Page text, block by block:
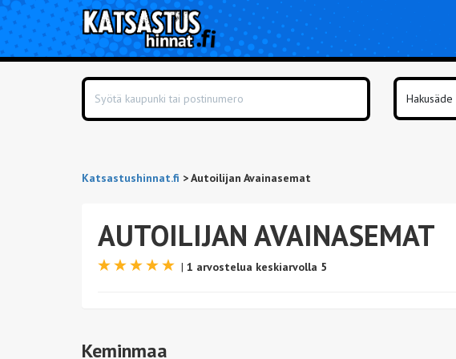
Katsastushinnat.fi >Autoilijan Avainasemat
AUTOILIJAN AVAINASEMAT
| 1 arvostelua keskiarvolla 5
Keminmaa